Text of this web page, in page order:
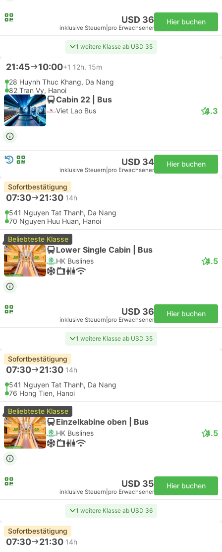
USD 36
inklusive Steuern pro Erwachsener
Hier buchen
1 weitere Klasse ab USD 35
21:45 10:00+1 12h, 15m
28 Huynh Thuc Khang, Da Nang
82 Tran Vy, Hanoi
Cabin 22 | Bus
Viet Lao Bus 4.3
USD 34
inklusive Steuern pro Erwachsener
Hier buchen
Sofortbestätigung
07:30 21:30 14h
541 Nguyen Tat Thanh, Da Nang
70 Nguyen Huu Huan, Hanoi
Beliebteste Klasse
Lower Single Cabin | Bus
HK Buslines 4.5
USD 36
inklusive Steuern pro Erwachsener
Hier buchen
1 weitere Klasse ab USD 35
Sofortbestätigung
07:30 21:30 14h
541 Nguyen Tat Thanh, Da Nang
76 Hong Tien, Hanoi
Beliebteste Klasse
Einzelkabine oben | Bus
HK Buslines 4.5
USD 35
inklusive Steuern pro Erwachsener
Hier buchen
1 weitere Klasse ab USD 36
Sofortbestätigung
07:30 21:30 14h